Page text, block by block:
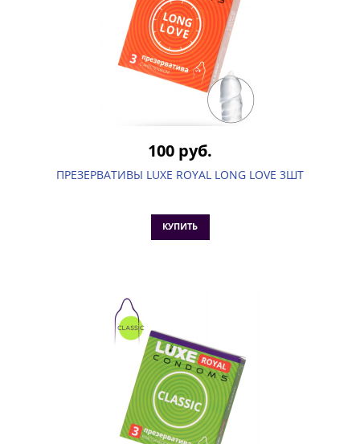
100 руб.
ПРЕЗЕРВАТИВЫ LUXE ROYAL LONG LOVE 3ШТ
КУПИТЬ